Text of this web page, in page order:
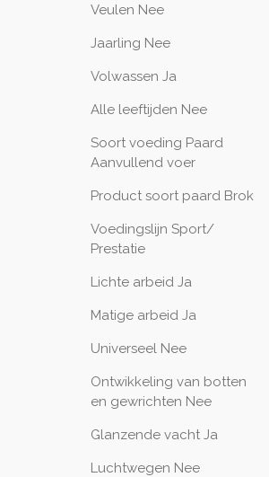
Veulen Nee
Jaarling Nee
Volwassen Ja
Alle leeftijden Nee
Soort voeding Paard
Aanvullend voer
Product soort paard Brok
Voedingslijn Sport/
Prestatie
Lichte arbeid Ja
Matige arbeid Ja
Universeel Nee
Ontwikkeling van botten
en gewrichten Nee
Glanzende vacht Ja
Luchtwegen Nee